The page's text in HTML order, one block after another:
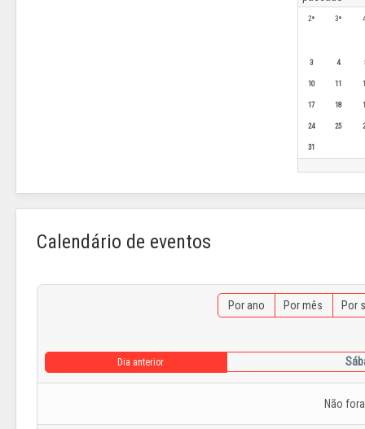
2ª 3ª
3 4
10 11
17 18
24 25
31
Calendário de eventos
Por ano Por mês Por
Dia anterior
Não